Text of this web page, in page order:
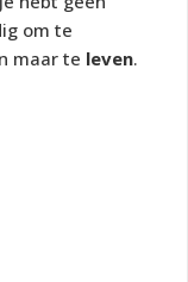
om te
maar te leven.